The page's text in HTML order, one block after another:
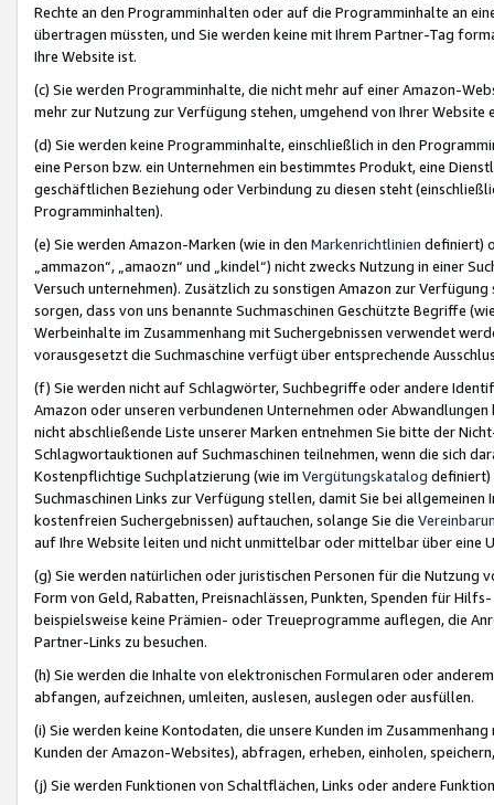
Rechte an den Programminhalten oder auf die Programminhalte an
übertragen müssten, und Sie werden keine mit Ihrem Partner-Tag
Ihre Website ist.
(c) Sie werden Programminhalte, die nicht mehr auf einer Amazon-
mehr zur Nutzung zur Verfügung stehen, umgehend von Ihrer
(d) Sie werden keine Programminhalte, einschließlich in den
eine Person bzw. ein Unternehmen ein bestimmtes Produkt, eine
geschäftlichen Beziehung oder Verbindung zu diesen steht
Programminhalten).
(e) Sie werden Amazon-Marken (wie in den Markenrichtlinien definiert)
„ammazon“, „amaozn“ und „kindel“) nicht zwecks Nutzung in einer
Versuch unternehmen). Zusätzlich zu sonstigen Amazon zur
sorgen, dass von uns benannte Suchmaschinen Geschützte Begriffe
Werbeinhalte im Zusammenhang mit Suchergebnissen verwendet
vorausgesetzt die Suchmaschine verfügt über entsprechende
(f) Sie werden nicht auf Schlagwörter, Suchbegriffe oder andere
Amazon oder unseren verbundenen Unternehmen oder
nicht abschließende Liste unserer Marken entnehmen Sie bitte der
Schlagwortauktionen auf Suchmaschinen teilnehmen, wenn die sich
Kostenpflichtige Suchplatzierung (wie im Vergütungskatalog definiert)
Suchmaschinen Links zur Verfügung stellen, damit Sie bei
kostenfreien Suchergebnissen) auftauchen, solange Sie die
auf Ihre Website leiten und nicht unmittelbar oder mittelbar über eine
(g) Sie werden natürlichen oder juristischen Personen für die Nutzung
Form von Geld, Rabatten, Preisnachlässen, Punkten, Spenden für
beispielsweise keine Prämien- oder Treueprogramme auflegen, die
Partner-Links zu besuchen.
(h) Sie werden die Inhalte von elektronischen Formularen oder
abfangen, aufzeichnen, umleiten, auslesen, auslegen oder ausfüllen.
(i) Sie werden keine Kontodaten, die unsere Kunden im
Kunden der Amazon-Websites), abfragen, erheben, einholen,
(j) Sie werden Funktionen von Schaltflächen, Links oder andere